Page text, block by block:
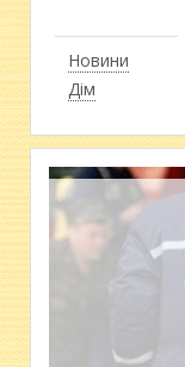
Новини
Дім